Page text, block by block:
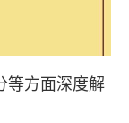
等方面深度解